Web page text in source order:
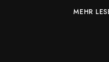
MEHR